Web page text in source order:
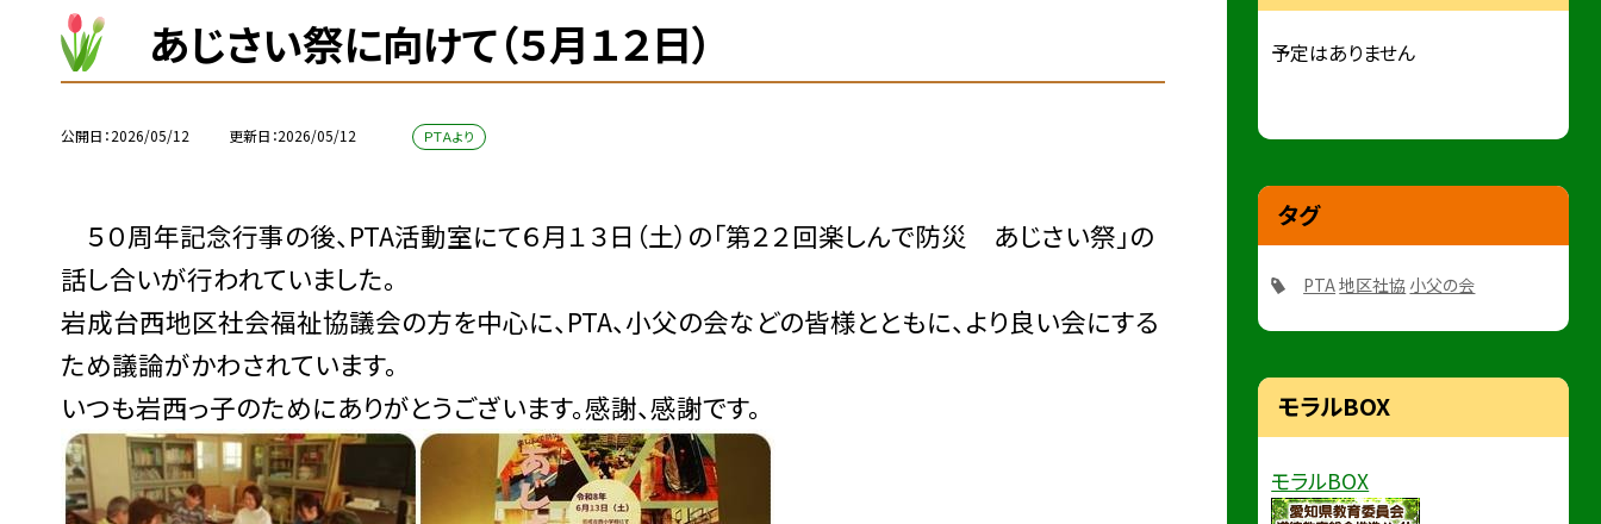
あじさい祭に向けて（５月１２日）
公開日 2026/05/12 更新日 2026/05/12 ＰＴＡより
５０周年記念行事の後、PTA活動室にて６月１３日（土）の「第２２回楽しんで防災 あじさい祭」の
話し合いが行われていました。
岩成台西地区社会福祉協議会の方を中心に、PTA、小父の会などの皆様とともに、より良い会にする
ため議論がかわされています。
いつも岩西っ子のためにありがとうございます。感謝、感謝です。
予定はありません
タグ
PTA地区社協 小父の会
モラルBOX
モラルBOX